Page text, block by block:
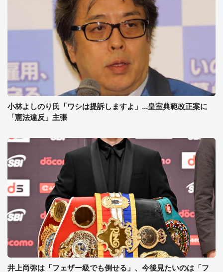
小林よしのり氏「ワシは提訴しますよ」...皇室典範改正案に
「憲法違反」主張
井上尚弥は「フェザー級でも倒せる」、今後見たいのは「フ